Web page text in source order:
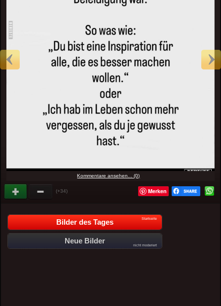
Kommentare ansehen... (0)
(+34) Merken
Bilder des Tages Startseite
Neue Bilder
nicht moderiert